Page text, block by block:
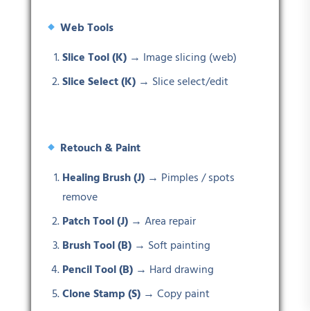
Web Tools
Slice Tool (K) → Image slicing (web)
Slice Select (K) → Slice select/edit
Retouch & Paint
Healing Brush (J) → Pimples / spots
remove
Patch Tool (J) → Area repair
Brush Tool (B) → Soft painting
Pencil Tool (B) → Hard drawing
Clone Stamp (S) → Copy paint